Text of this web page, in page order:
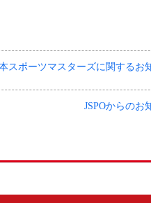
スポーツマスターズに関するお
JSPOからのお